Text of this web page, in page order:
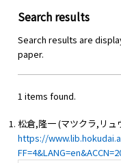
Search results
Search results are
paper.
1 items found.
松倉,隆一 (マツクラ,リュ
https://